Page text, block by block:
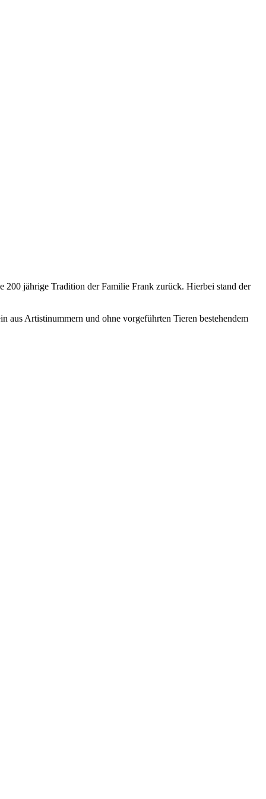
jährige Tradition der Familie Frank zurück. Hierbei stand der
aus Artistinummern und ohne vorgeführten Tieren bestehendem